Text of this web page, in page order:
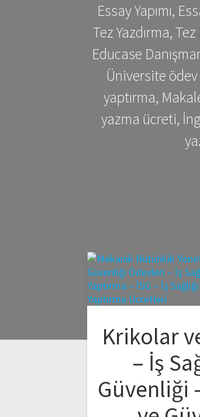
Essay Yapımı,
Tez Yazdırma,
Educase
Üniversite
yaptırma,
yazma ücreti,
Krikolar
– İş
Güvenliği